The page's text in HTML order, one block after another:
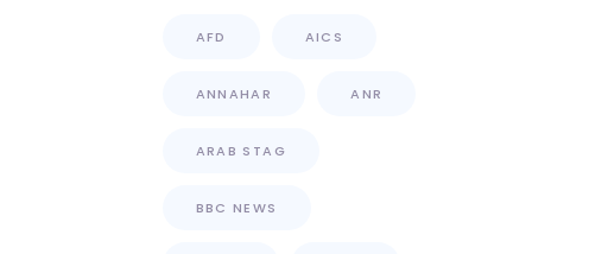
AFD AICS
ANNAHAR ANR
ARAB STAG
BBC NEWS